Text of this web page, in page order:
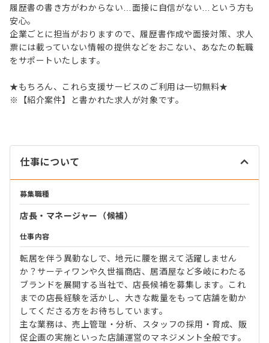
履歴書の書き方がわからない…面接に自信がない…という方も
安心。
企業ごとに担当がおりますので、履歴書作成や面接対策、求人
票には載っていない情報の提供などをおこない、あなたの転職
をサポートいたします。
★もちろん、これら支援サービスのご利用は一切無料★
※【紹介案件】と書かれた求人が対象です。
仕事について
募集職種
店長・マネージャー（候補）
仕事内容
転居を伴う異動なしで、地元に腰を据えて活躍しません
か？サーティワンや久世福商店、居酒屋など多岐にわたる
ブランドを展開する当社で、店長候補を募集します。これ
までの店長経験を活かし、大きな裁量をもって店舗を動か
してくださる方をお待ちしています。
主な業務は、売上管理・分析、スタッフの採用・育成、販
促企画の実施といった店舗運営のマネジメント全般です。